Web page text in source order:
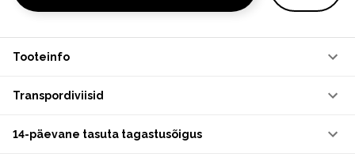
Tooteinfo
Transpordiviisid
14-päevane tasuta tagastusõigus